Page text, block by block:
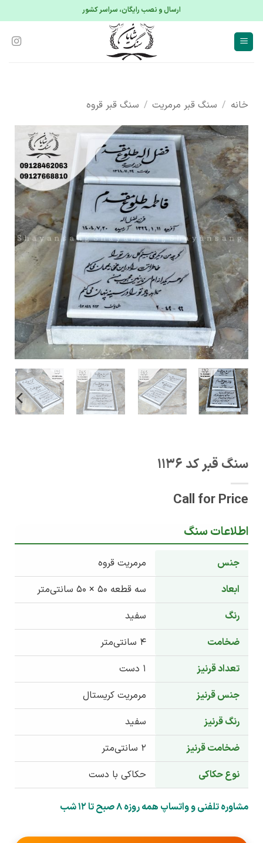
ارسال و نصب رایگان، سراسر کشور
خانه / سنگ قبر مرمریت / سنگ قبر قروه
سنگ قبر کد 1136
Call for Price
اطلاعات سنگ
جنس
مرمریت قروه
ابعاد
سه قطعه ۵۰ × ۵۰ سانتی‌متر
رنگ
سفید
ضخامت
تعداد قرنیز
جنس قرنیز
مرمریت کریستال
رنگ قرنیز
سفید
ضخامت قرنیز
نوع حکاکی
حکاکی با دست
مشاوره تلفنی و واتساپ همه روزه 8 صبح تا 12 شب